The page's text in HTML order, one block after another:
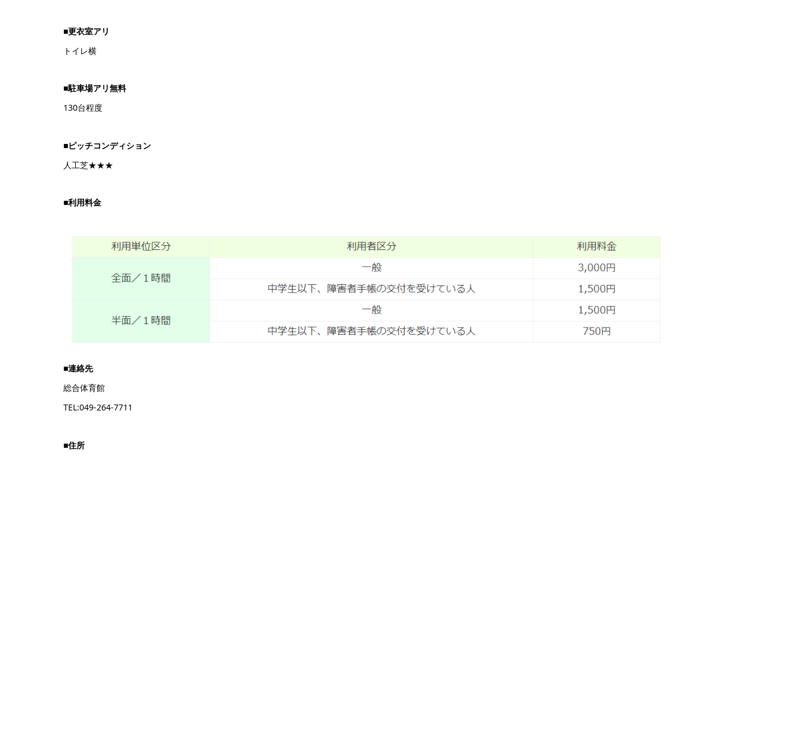
■更衣室アリ
トイレ横
■駐車場アリ無料
130台程度
■ピッチコンディション
人工芝★★★
■利用料金
■連絡先
総合体育館
TEL:049-264-7711
■住所